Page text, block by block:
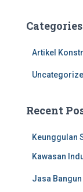
h
Categories
Artikel
Recent
Keunggulan
Kawasan
Jasa